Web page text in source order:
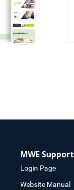
MWE Support
Login Page
Website Manual